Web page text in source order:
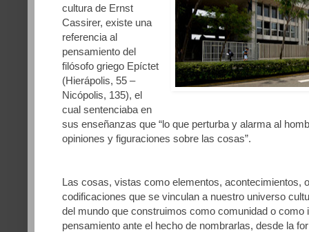
cultura de Ernst
Cassirer, existe una
referencia al
pensamiento del
filósofo griego Epíctet
(Hierápolis, 55 –
Nicópolis, 135), el
cual sentenciaba en
sus enseñanzas que “lo que perturba y alarma al
opiniones y figuraciones sobre las cosas”.
Las cosas, vistas como elementos, acontecimientos,
codificaciones que se vinculan a nuestro universo
del mundo que construimos como comunidad o como
pensamiento ante el hecho de nombrarlas, desde la